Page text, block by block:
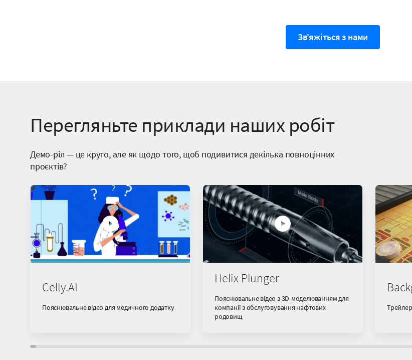
Зв'яжіться з нами
Перегляньте приклади наших робіт
Демо-ріл — це круто, але як щодо того, щоб подивитися декілька повноцінних
проєктів?
Celly.AI
Пояснювальне відео для медичного додатку
Helix Plunger
Пояснювальне відео з 3D-моделюванням для
компанії з обслуговування нафтових
родовищ